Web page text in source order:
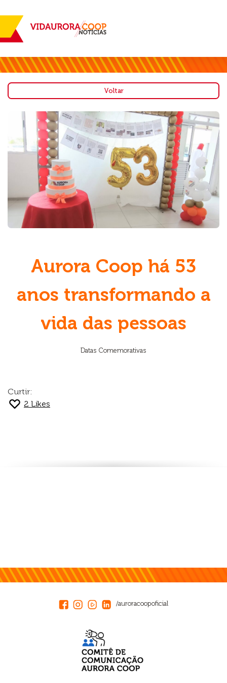
Voltar
Aurora Coop há 53
anos transformando a
vida das pessoas
Datas Comemorativas
Curtir:
2 Likes
/auroracoopoficial